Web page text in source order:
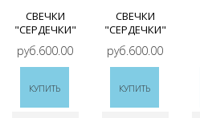
СВЕЧКИ
"СЕРДЕЧКИ"
руб.600.00
КУПИТЬ
СВЕЧКИ
"СЕРДЕЧКИ"
руб.600.00
КУПИТЬ